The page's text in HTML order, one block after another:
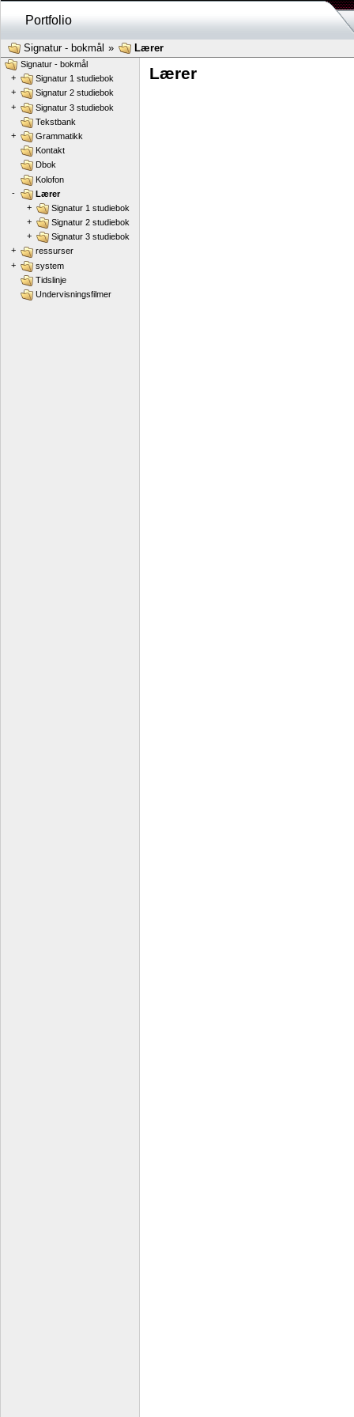
Portfolio
Signatur - bokmål » Lærer
Lærer
Signatur - bokmål
+
Signatur 1 studiebok
+
Signatur 2 studiebok
+
Signatur 3 studiebok
Tekstbank
+
Grammatikk
Kontakt
Dbok
Kolofon
-
Lærer
+
Signatur 1 studiebok
+
Signatur 2 studiebok
+
Signatur 3 studiebok
+
ressurser
+
system
Tidslinje
Undervisningsfilmer